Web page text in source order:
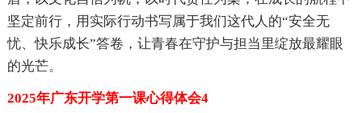
坚定前行，用实际行动书写属于我们这代人的“安全无
忧、快乐成长”答卷，让青春在守护与担当里绽放最耀眼
的光芒。
2025年广东开学第一课心得体会4